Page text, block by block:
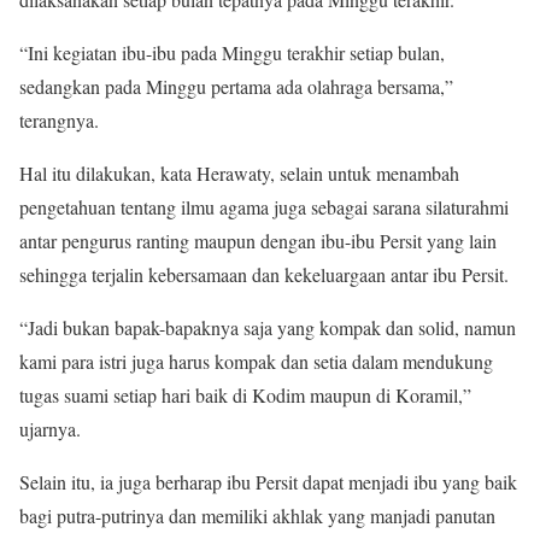
“Ini kegiatan ibu-ibu pada Minggu terakhir setiap bulan,
sedangkan pada Minggu pertama ada olahraga bersama,”
terangnya.
Hal itu dilakukan, kata Herawaty, selain untuk menambah
pengetahuan tentang ilmu agama juga sebagai sarana silaturahmi
antar pengurus ranting maupun dengan ibu-ibu Persit yang lain
sehingga terjalin kebersamaan dan kekeluargaan antar ibu Persit.
“Jadi bukan bapak-bapaknya saja yang kompak dan solid, namun
kami para istri juga harus kompak dan setia dalam mendukung
tugas suami setiap hari baik di Kodim maupun di Koramil,”
ujarnya.
Selain itu, ia juga berharap ibu Persit dapat menjadi ibu yang baik
bagi putra-putrinya dan memiliki akhlak yang manjadi panutan